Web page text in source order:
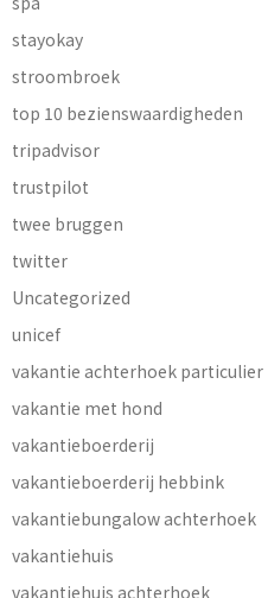
stayokay
stroombroek
top 10 bezienswaardigheden
tripadvisor
trustpilot
twee bruggen
twitter
Uncategorized
unicef
vakantie achterhoek particulier
vakantie met hond
vakantieboerderij
vakantieboerderij hebbink
vakantiebungalow achterhoek
vakantiehuis
vakantiehuis achterhoek